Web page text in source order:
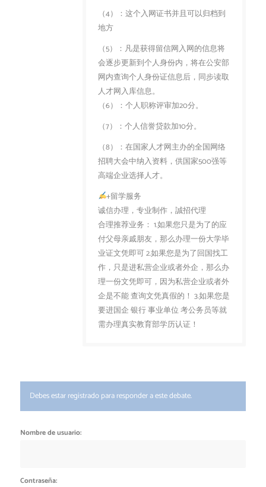
（4）：这个入网证书并且可以归档到
地方
（5）：凡是获得留信网入网的信息将
会逐步更新到个人身份内，将在公安部
网内查询个人身份证信息后，同步读取
人才网入库信息。
（6）：个人职称评审加20分。
（7）：个人信誉贷款加10分。
（8）：在国家人才网主办的全国网络
招聘大会中纳入资料，供国家500强等
高端企业选择人才。
+留学服务
诚信办理，专业制作，誠招代理
合理推荐业务： 1.如果您只是为了的应
付父母亲戚朋友，那么办理一份大学毕
业证文凭即可 2.如果您是为了回国找工
作，只是进私营企业或者外企，那么办
理一份文凭即可，因为私营企业或者外
企是不能 查询文凭真假的！ 3.如果您是
要进国企 银行 事业单位 考公务员等就
需办理真实教育部学历认证！
Debes estar registrado para responder a este debate.
Nombre de usuario:
Contraseña: